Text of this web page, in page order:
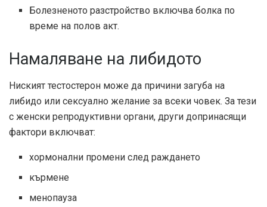
Болезненото разстройство включва болка по
време на полов акт.
Намаляване на либидото
Ниският тестостерон може да причини загуба на
либидо или сексуално желание за всеки човек. За тези
с женски репродуктивни органи, други допринасящи
фактори включват:
хормонални промени след раждането
кърмене
менопауза